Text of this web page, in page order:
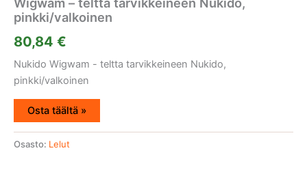
pinkki/valkoinen
80,84 €
Nukido Wigwam - teltta tarvikkeineen Nukido,
pinkki/valkoinen
Osta täältä »
Osasto: Lelut